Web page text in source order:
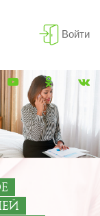
Войти